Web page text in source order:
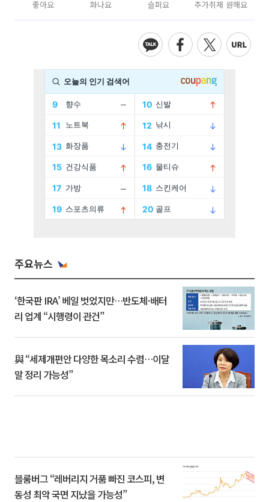
좋아요 화나요 슬퍼요 추가취재 원해요
주요뉴스
‘한국판 IRA’ 베일 벗었지만…반도체·배터
리 업계 “시행령이 관건”
與 “세제개편안 다양한 목소리 수렴…이달
말 정리 가능성”
블룸버그 “레버리지 거품 빠진 코스피, 변
동성 최악 국면 지났을 가능성”